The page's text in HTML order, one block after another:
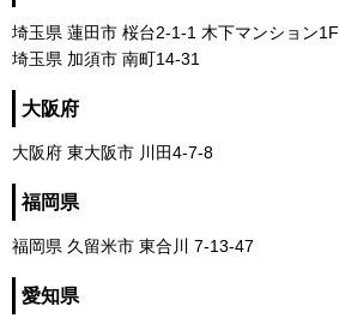
埼玉県 蓮田市 桜台2-1-1 木下マンション1F
埼玉県 加須市 南町14-31
大阪府
大阪府 東大阪市 川田4-7-8
福岡県
福岡県 久留米市 東合川 7-13-47
愛知県